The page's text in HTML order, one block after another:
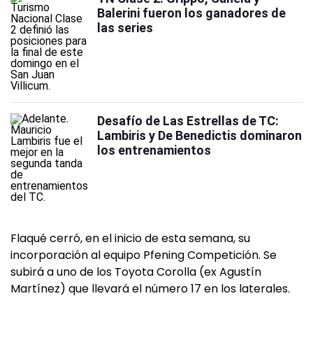
Balerini fueron los ganadores de
las series
Desafío de Las Estrellas de TC:
Lambiris y De Benedictis dominaron
los entrenamientos
Flaqué cerró, en el inicio de esta semana, su
incorporación al equipo Pfening Competición. Se
subirá a uno de los Toyota Corolla (ex Agustín
Martínez) que llevará el número 17 en los laterales.